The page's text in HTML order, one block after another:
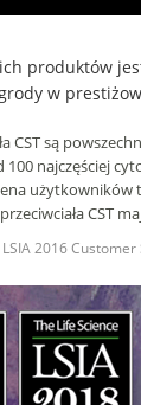
ich produktów
w
CST są
100 najczęściej
użytkowników
CST
2016